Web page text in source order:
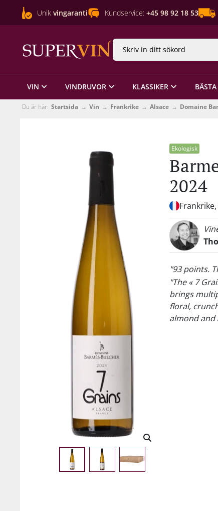
Unik vingaranti Kundservice: +45 98 92 18 53
VIN VINDRUVOR KLASSIKER BÄSTA
Du är här: Startsida Vin Frankrike Alsace Domaine
Ekologisk
2024
"93 points.
"The « 7
brings
floral,
almond and